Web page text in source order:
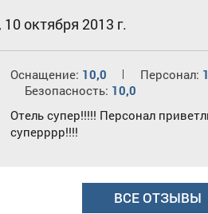
, 10 октября 2013 г.
Оснащение: 10,0 Персонал:
Безопасность: 10,0
Отель супер!!!!! Персонал
суперррр!!!!
ВСЕ ОТЗЫВЫ